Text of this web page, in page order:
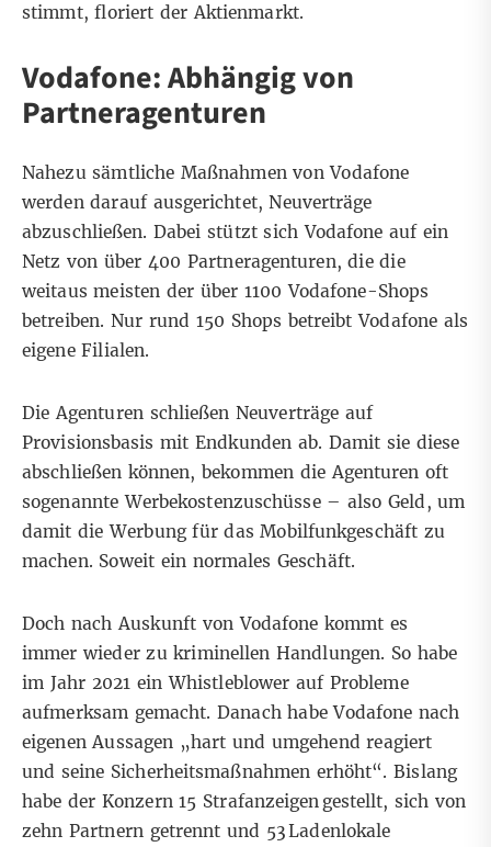
stimmt, floriert der Aktienmarkt.
Vodafone: Abhängig von
Partneragenturen
Nahezu sämtliche Maßnahmen von Vodafone
werden darauf ausgerichtet, Neuverträge
abzuschließen. Dabei stützt sich Vodafone auf ein
Netz von über 400 Partneragenturen, die die
weitaus meisten der über 1100 Vodafone-Shops
betreiben. Nur rund 150 Shops betreibt Vodafone als
eigene Filialen.
Die Agenturen schließen Neuverträge auf
Provisionsbasis mit Endkunden ab. Damit sie diese
abschließen können, bekommen die Agenturen oft
sogenannte Werbekostenzuschüsse – also Geld, um
damit die Werbung für das Mobilfunkgeschäft zu
machen. Soweit ein normales Geschäft.
Doch nach Auskunft von Vodafone kommt es
immer wieder zu kriminellen Handlungen. So habe
im Jahr 2021 ein Whistleblower auf Probleme
aufmerksam gemacht. Danach habe Vodafone nach
eigenen Aussagen „hart und umgehend reagiert
und seine Sicherheitsmaßnahmen erhöht“. Bislang
habe der Konzern 15 Strafanzeigen gestellt, sich von
zehn Partnern getrennt und 53 Ladenlokale